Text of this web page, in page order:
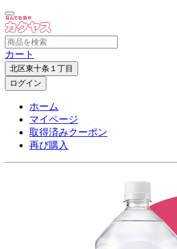
カート
北区東十条１丁目
ログイン
ホーム
マイページ
取得済みクーポン
再び購入